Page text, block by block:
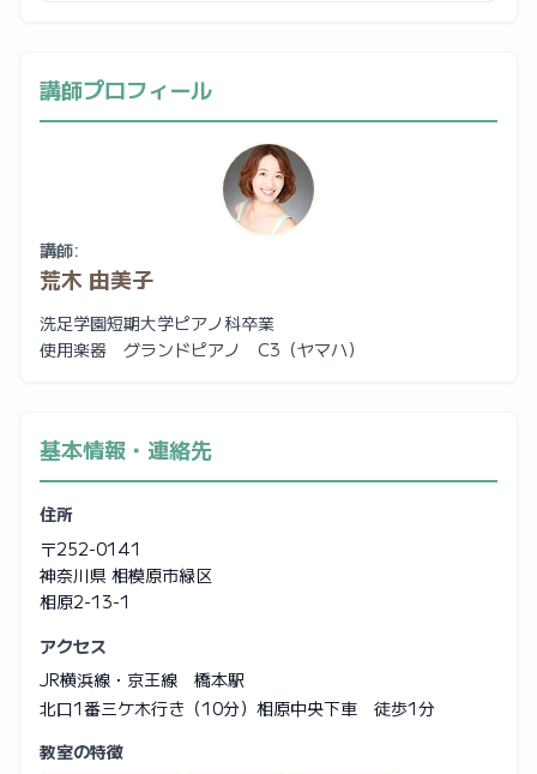
講師プロフィール
講師:
荒木 由美子
洗足学園短期大学ピアノ科卒業
使用楽器 グランドピアノ C3（ヤマハ）
基本情報・連絡先
住所
〒252-0141
神奈川県 相模原市緑区
相原2-13-1
アクセス
JR横浜線・京王線 橋本駅
北口1番三ケ木行き（10分）相原中央下車 徒歩1分
教室の特徴